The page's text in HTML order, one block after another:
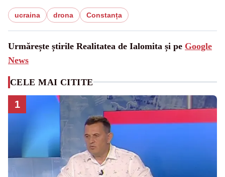
ucraina drona Constanța
Urmărește știrile Realitatea de Ialomita și pe Google
News
CELE MAI CITITE
1